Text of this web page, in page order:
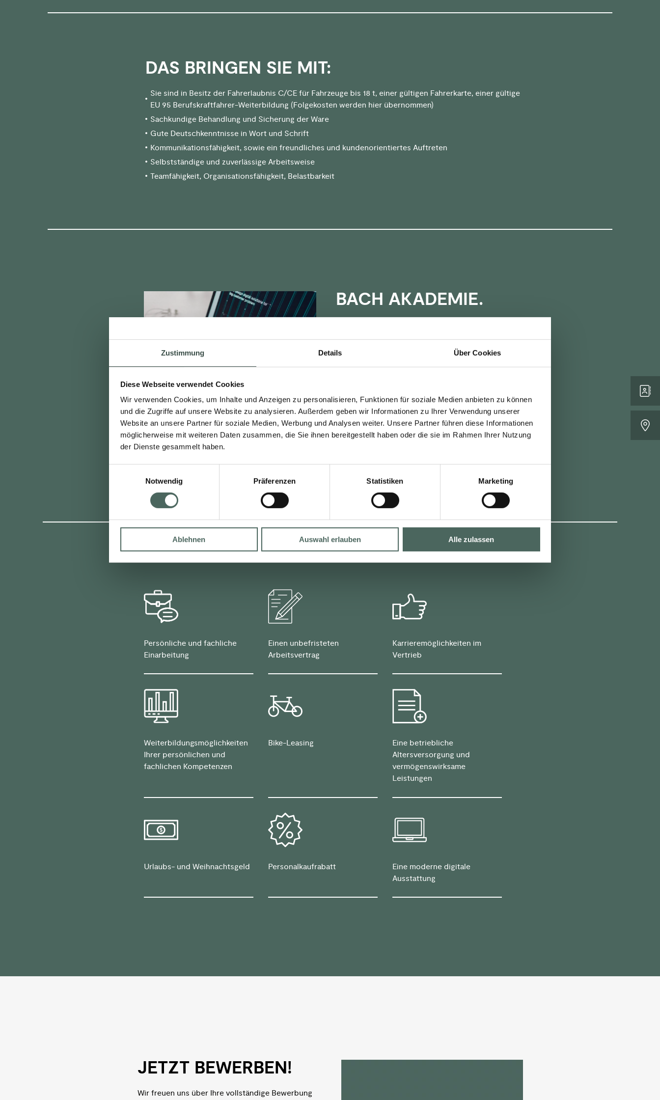
Zustimmung Details Über Cookies
Diese Webseite verwendet Cookies
Wir verwenden Cookies, um Inhalte und Anzeigen zu personalisieren, Funktionen für soziale Medien anbieten zu können
und die Zugriffe auf unsere Website zu analysieren. Außerdem geben wir Informationen zu Ihrer Verwendung unserer
Website an unsere Partner für soziale Medien, Werbung und Analysen weiter. Unsere Partner führen diese Informationen
möglicherweise mit weiteren Daten zusammen, die Sie ihnen bereitgestellt haben oder die sie im Rahmen Ihrer Nutzung
der Dienste gesammelt haben.
Notwendig
Präferenzen Statistiken Marketing
Ablehnen Auswahl erlauben Alle zulassen
DAS BRINGEN SIE MIT:
Sie sind in Besitz der Fahrerlaubnis C/CE für Fahrzeuge bis 18 t, einer gültigen Fahrerkarte, einer gültige
EU 95 Berufskraftfahrer-Weiterbildung (Folgekosten werden hier übernommen)
Sachkundige Behandlung und Sicherung der Ware
Gute Deutschkenntnisse in Wort und Schrift
Kommunikationsfähigkeit, sowie ein freundliches und kundenorientiertes Auftreten
Selbstständige und zuverlässige Arbeitsweise
Teamfähigkeit, Organisationsfähigkeit, Belastbarkeit
BACH AKADEMIE.
weiterkommen.
Akademie auf Ihrer beruflichen und
persönlichen Reise mit BACH und sorgt durch
vielfältige und interessante Veranstaltungen
dafür, dass Sie immer einen Schritt voraus sind.
Persönliche und fachliche
Einarbeitung
Einen unbefristeten
Arbeitsvertrag
Karrieremöglichkeiten im
Vertrieb
Weiterbildungsmöglichkeiten
Ihrer persönlichen und
fachlichen Kompetenzen
Bike-Leasing
Eine betriebliche
Altersversorgung und
vermögenswirksame
Leistungen
Urlaubs- und Weihnachtsgeld Personalkaufrabatt
Eine moderne digitale
Ausstattung
JETZT BEWERBEN!
Wir freuen uns über Ihre vollständige Bewerbung